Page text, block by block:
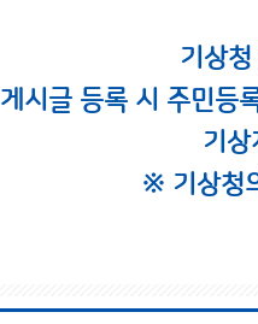
기상
게시글 등록 시 주민등
기
※ 기상청